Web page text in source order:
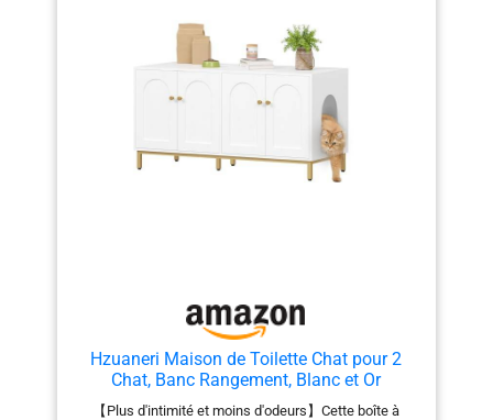
Hzuaneri Maison de Toilette Chat pour 2
Chat, Banc Rangement, Blanc et Or
【Plus d'intimité et moins d'odeurs】Cette boîte à